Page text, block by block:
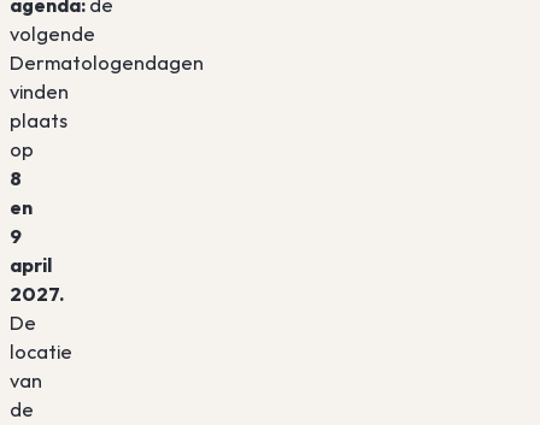
agenda: de
volgende
Dermatologendagen
vinden
plaats
op
8
en
9
april
2027.
De
locatie
van
de